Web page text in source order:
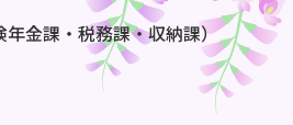
金課・税務課・収納課）